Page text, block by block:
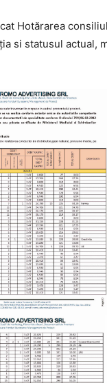
Hotărarea
si statusul actual,